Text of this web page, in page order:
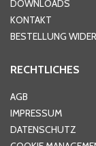
Ort*
Telefon
DOWNLOADS
KONTAKT
BESTELLUNG
RECHTLICHES
AGB
IMPRESSUM
DATENSCHUTZ